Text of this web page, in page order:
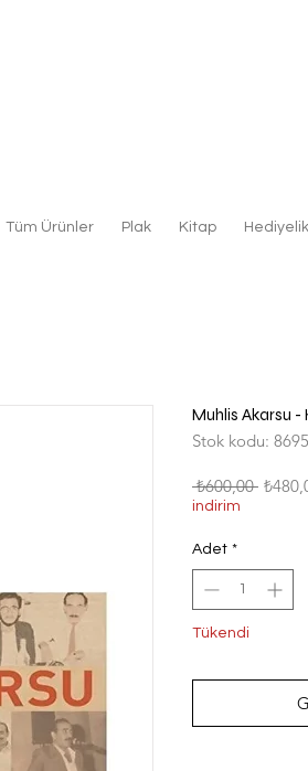
Tüm Ürünler Plak Kitap Hediyelik
Muhlis Akarsu -
Stok kodu:
₺600,00
indirim
Adet *
Tükendi